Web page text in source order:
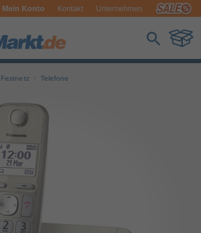
Mein Konto Kontakt Unternehmen
Festnetz Telefone